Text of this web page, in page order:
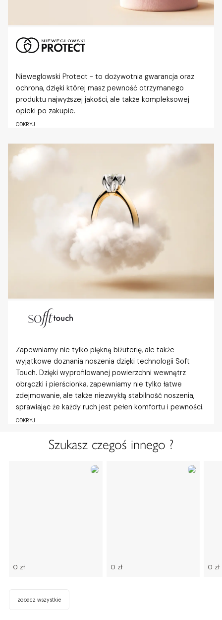
Nieweglowski Protect - to dożywotnia gwarancja oraz
ochrona, dzięki której masz pewność otrzymanego
produktu najwyższej jakości, ale także kompleksowej
opieki po zakupie.
ODKRYJ
Zapewniamy nie tylko piękną biżuterię, ale także
wyjątkowe doznania noszenia dzięki technologii Soft
Touch. Dzięki wyprofilowanej powierzchni wewnątrz
obrączki i pierścionka, zapewniamy nie tylko łatwe
zdejmowanie, ale także niezwykłą stabilność noszenia,
sprawiając że każdy ruch jest pełen komfortu i pewności.
ODKRYJ
Szukasz czegoś innego ?
0 zł 0 zł 0 zł
zobacz wszystkie